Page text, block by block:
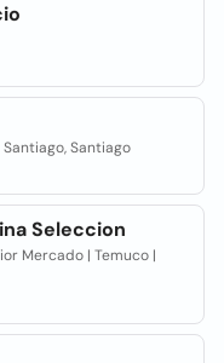
Santiago
Seleccion
Mercado | Temuco |